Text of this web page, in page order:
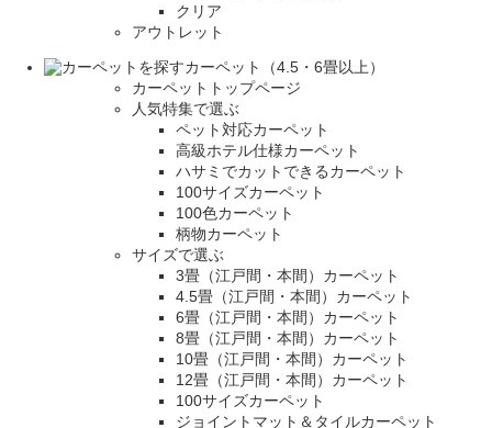
クリア
アウトレット
カーペット（4.5・6畳以上）
カーペットトップページ
人気特集で選ぶ
ペット対応カーペット
高級ホテル仕様カーペット
ハサミでカットできるカーペット
100サイズカーペット
100色カーペット
柄物カーペット
サイズで選ぶ
3畳（江戸間・本間）カーペット
4.5畳（江戸間・本間）カーペット
6畳（江戸間・本間）カーペット
8畳（江戸間・本間）カーペット
10畳（江戸間・本間）カーペット
12畳（江戸間・本間）カーペット
100サイズカーペット
ジョイントマット＆タイルカーペット